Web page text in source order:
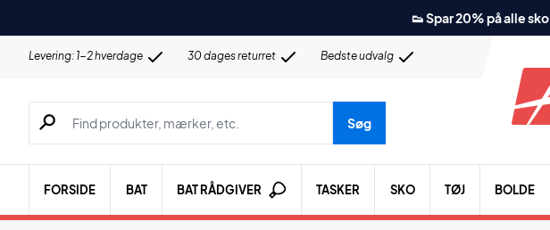
👟 Spar 20% på alle sko
Levering: 1-2 hverdage 30 dages returret Bedste udvalg
Søg efter produkter, mærker etc.
Søg
FORSIDE BAT BAT RÅDGIVER TASKER SKO TØJ BOLDE